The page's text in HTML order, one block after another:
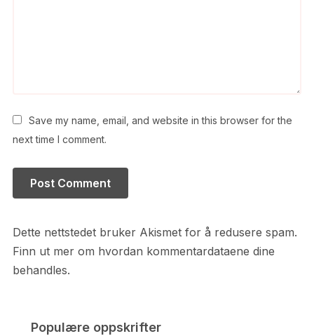
Save my name, email, and website in this browser for the
next time I comment.
Dette nettstedet bruker Akismet for å redusere spam.
Finn ut mer om hvordan kommentardataene dine
behandles.
Populære oppskrifter